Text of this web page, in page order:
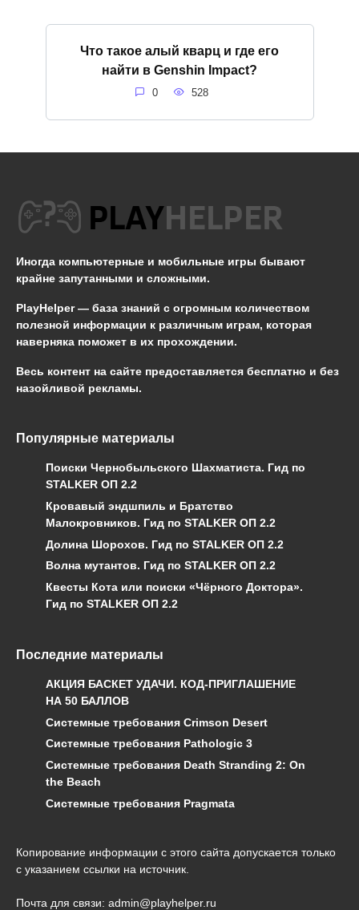
Что такое алый кварц и где его
найти в Genshin Impact?
0 528
Иногда компьютерные и мобильные игры бывают
крайне запутанными и сложными.
PlayHelper — база знаний с огромным количеством
полезной информации к различным играм, которая
наверняка поможет в их прохождении.
Весь контент на сайте предоставляется бесплатно и без
назойливой рекламы.
Популярные материалы
Поиски Чернобыльского Шахматиста. Гид по
STALKER ОП 2.2
Кровавый эндшпиль и Братство
Малокровников. Гид по STALKER ОП 2.2
Долина Шорохов. Гид по STALKER ОП 2.2
Волна мутантов. Гид по STALKER ОП 2.2
Квесты Кота или поиски «Чёрного Доктора».
Гид по STALKER ОП 2.2
Последние материалы
АКЦИЯ БАСКЕТ УДАЧИ. КОД-ПРИГЛАШЕНИЕ
НА 50 БАЛЛОВ
Системные требования Crimson Desert
Системные требования Pathologic 3
Системные требования Death Stranding 2: On
the Beach
Системные требования Pragmata
Копирование информации с этого сайта допускается только
с указанием ссылки на источник.
Почта для связи: admin@playhelper.ru